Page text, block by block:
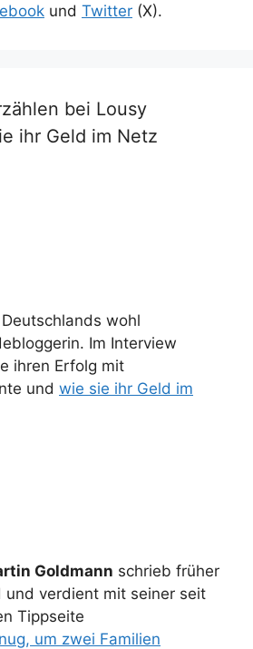
und Twitter (X).
bei Lousy
ihr Geld im Netz
wohl
Im Interview
ihren Erfolg mit
und wie sie ihr Geld im
Goldmann schrieb früher
und verdient mit seiner seit
Tippseite
um zwei Familien